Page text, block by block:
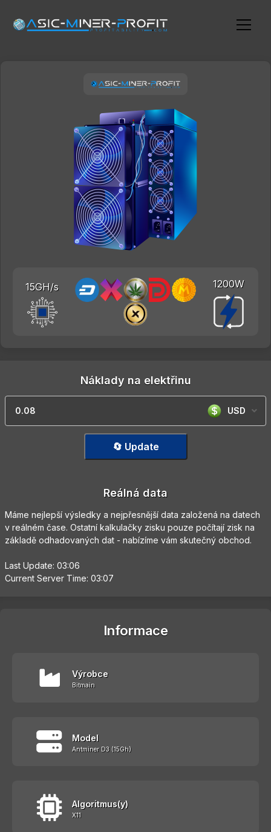
15GH/s 1200W
Náklady na elektřinu
USD
🔄 Update
Reálná data
Máme nejlepší výsledky a nejpřesnější data založená na datech
v reálném čase. Ostatní kalkulačky zisku pouze počítají zisk na
základě odhadovaných dat - nabízíme vám skutečný obchod.
Last Update: 03:06
Current Server Time: 03:07
Informace
Výrobce
Bitmain
Model
Antminer D3 (15Gh)
Algoritmus(y)
X11